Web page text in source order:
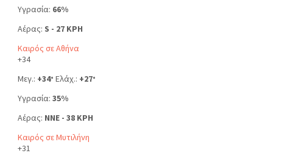
Υγρασία: 66%
Αέρας: S - 27 KPH
Καιρός σε Αθήνα
+34
Μεγ.: +34° Ελάχ.: +27°
Υγρασία: 35%
Αέρας: NNE - 38 KPH
Καιρός σε Μυτιλήνη
+31